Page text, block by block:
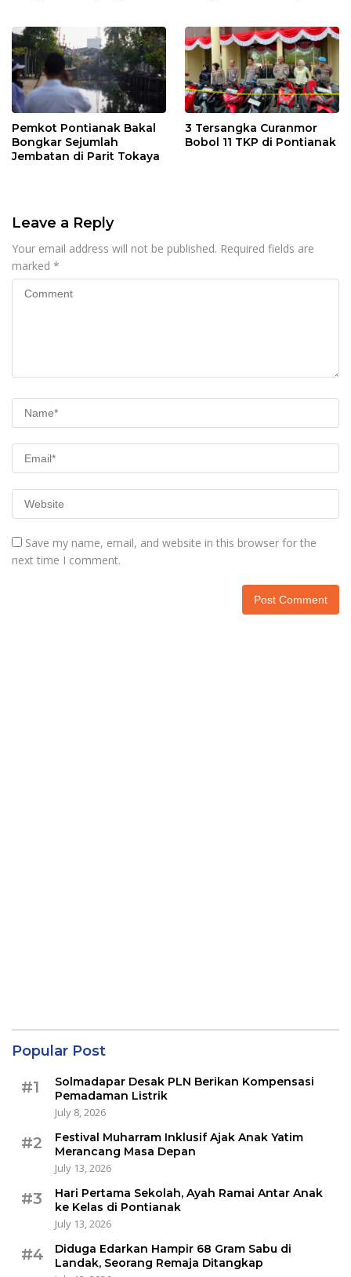
Pemkot Pontianak Bakal
Bongkar Sejumlah
Jembatan di Parit Tokaya
3 Tersangka Curanmor
Bobol 11 TKP di Pontianak
Leave a Reply
Your email address will not be published. Required fields are
marked *
Save my name, email, and website in this browser for the
next time I comment.
Popular Post
#1
Solmadapar Desak PLN Berikan Kompensasi
Pemadaman Listrik
July 8, 2026
#2
Festival Muharram Inklusif Ajak Anak Yatim
Merancang Masa Depan
July 13, 2026
#3
Hari Pertama Sekolah, Ayah Ramai Antar Anak
ke Kelas di Pontianak
July 13, 2026
#4
Diduga Edarkan Hampir 68 Gram Sabu di
Landak, Seorang Remaja Ditangkap